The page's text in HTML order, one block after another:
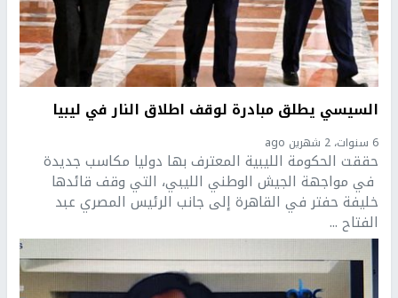
السيسي يطلق مبادرة لوقف اطلاق النار في ليبيا
6 سنوات، 2 شهرين ago
حققت الحكومة الليبية المعترف بها دوليا مكاسب جديدة
في مواجهة الجيش الوطني الليبي، التي وقف قائدها
خليفة حفتر في القاهرة إلى جانب الرئيس المصري عبد
الفتاح ...